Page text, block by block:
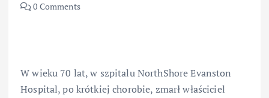
0 Comments
W wieku 70 lat, w szpitalu NorthShore Evanston
Hospital, po krótkiej chorobie, zmarł właściciel